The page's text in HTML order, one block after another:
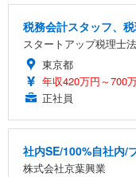
税務会計スタッフ、
スタートアップ税理士
東京都
年収420万円～700
正社員
社内SE/100%自社内/
株式会社京葉興業